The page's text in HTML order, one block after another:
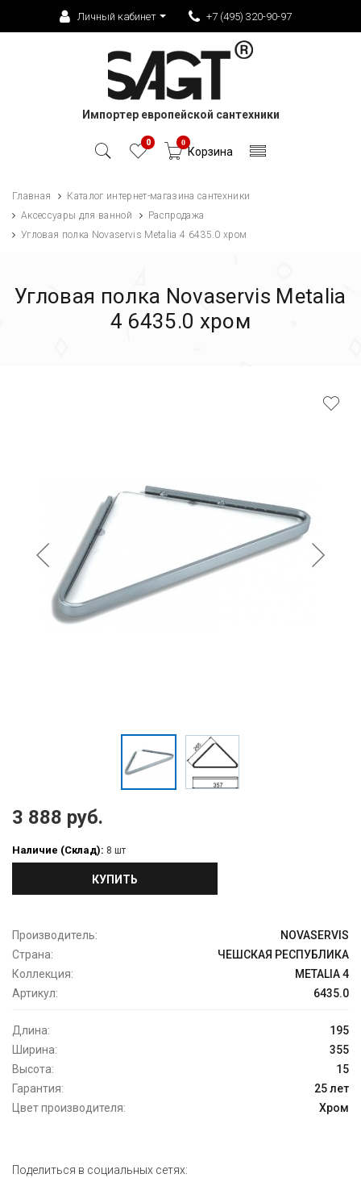
Личный кабинет +7 (495) 320-90-97
Импортер европейской сантехники
0 0
Корзина
Главная
Каталог интернет-магазина сантехники
Аксессуары для ванной
Распродажа
Угловая полка Novaservis Metalia 4 6435.0 хром
Угловая полка Novaservis Metalia
4 6435.0 хром
3 888 руб.
Наличие (Склад): 8 шт
КУПИТЬ
Производитель:
NOVASERVIS
Страна:
ЧЕШСКАЯ РЕСПУБЛИКА
Коллекция:
METALIA 4
Артикул:
6435.0
Длина:
195
Ширина:
355
Высота:
15
Гарантия:
25 лет
Цвет производителя:
Хром
Поделиться в социальных сетях: